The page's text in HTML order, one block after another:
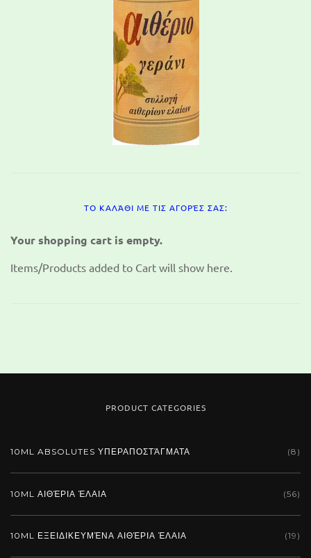
ΤΟ ΚΑΛΆΘΙ ΜΕ ΤΙΣ ΑΓΟΡΈΣ ΣΑΣ:
Your shopping cart is empty.
Items/Products added to Cart will show here.
PRODUCT CATEGORIES
10ML ABSOLUTES ΥΠΕΡΑΠΟΣΤΆΓΜΑΤΑ (8)
10ML ΑΙΘΈΡΙΑ ΈΛΑΙΑ (56)
10ML ΕΞΕΙΔΙΚΕΥΜΈΝΑ ΑΙΘΈΡΙΑ ΈΛΑΙΑ (19)